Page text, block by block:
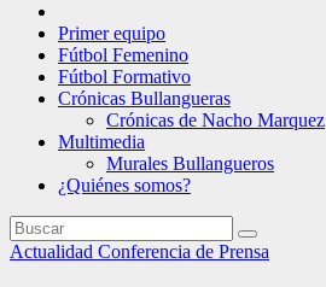
Primer equipo
Fútbol Femenino
Fútbol Formativo
Crónicas Bullangueras
Crónicas de Nacho Marquez
Multimedia
Murales Bullangueros
¿Quiénes somos?
Actualidad Conferencia de Prensa